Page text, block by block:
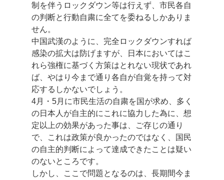
制を伴うロックダウン等は行えず、市民各自
の判断と行動自粛に全てを委ねるしかありま
せん。
中国武漢のように、完全ロックダウンすれば
感染の拡大は防げますが、日本においてはこ
れら強権に基づく方策はとれない現状であれ
ば、やはり今まで通り各自が自覚を持って対
応するしかないでしょう。
4月・5月に市民生活の自粛を国が求め、多く
の日本人が自主的にこれに協力した為に、想
定以上の効果があった事は、ご存じの通り
で、これは政策が良かったのではなく、国民
の自主的判断によって達成できたことは疑い
のないところです。
しかし、ここで問題となるのは、長期間今ま